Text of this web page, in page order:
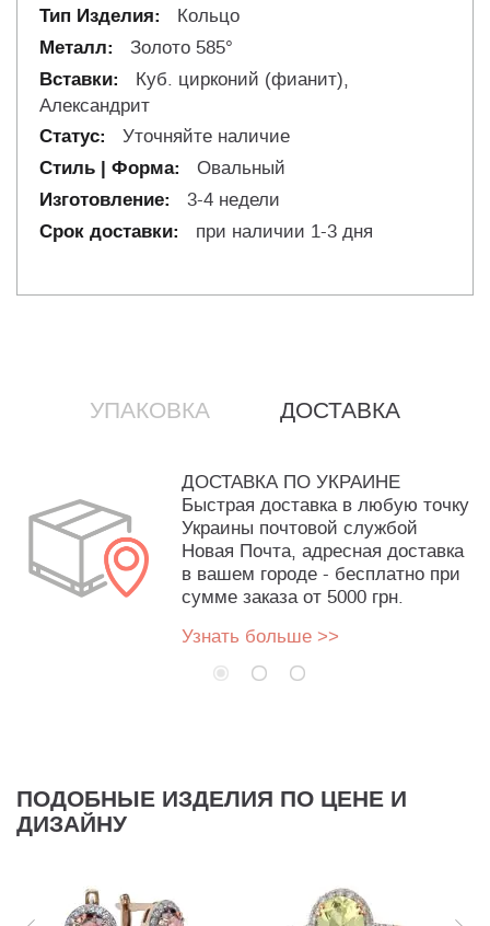
Кольцо
Золото 585°
Куб. цирконий (фианит),
Александрит
Уточняйте наличие
Овальный
3-4 недели
при наличии 1-3 дня
УПАКОВКА ДОСТАВКА
ДОСТАВКА ПО УКРАИНЕ
Быстрая доставка в любую точку
Украины почтовой службой
Новая Почта, адресная доставка
в вашем городе - бесплатно при
сумме заказа от 5000 грн.
Узнать больше >>
ПОДОБНЫЕ ИЗДЕЛИЯ ПО ЦЕНЕ И
ДИЗАЙНУ